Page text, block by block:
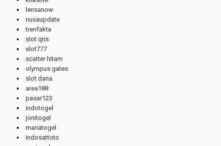
lensanow
nusaupdate
trenfakta
slot qris
slot777
scatter hitam
olympus gates
slot dana
area188
pasar123
indotogel
jonitogel
mariatogel
indosattoto